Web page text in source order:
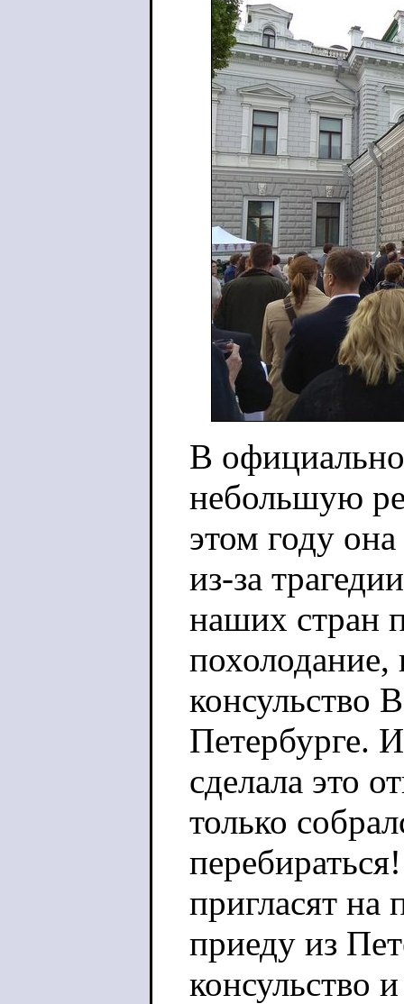
В
небольшую
этом году
из-за
наших стран
консульство
Петербурге.
сделала это
только
пригласят на
приеду из
консульство